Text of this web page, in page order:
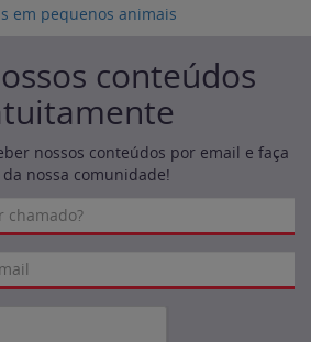
em pequenos animais
conteúdos
nossos conteúdos por email e faça
nossa comunidade!